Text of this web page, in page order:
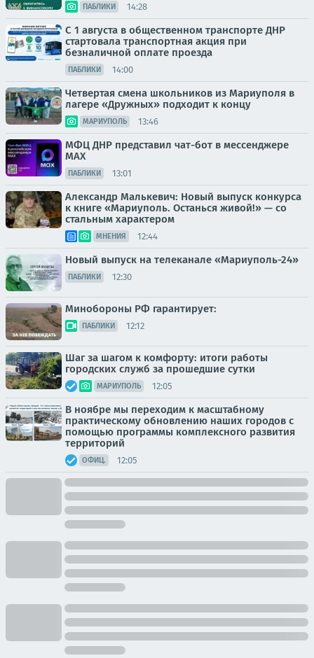
ПАБЛИКИ 14:28
С 1 августа в общественном транспорте ДНР
стартовала транспортная акция при
безналичной оплате проезда
ПАБЛИКИ 14:00
Четвертая смена школьников из Мариуполя в
лагере «Дружных» подходит к концу
МАРИУПОЛЬ 13:46
МФЦ ДНР представил чат-бот в мессенджере
MAX
ПАБЛИКИ 13:01
Александр Малькевич: Новый выпуск конкурса
к книге «Мариуполь. Останься живой!» — со
стальным характером
МНЕНИЯ 12:44
Новый выпуск на телеканале «Мариуполь-24»
ПАБЛИКИ 12:30
Минобороны РФ гарантирует:
ПАБЛИКИ 12:12
Шаг за шагом к комфорту: итоги работы
городских служб за прошедшие сутки
МАРИУПОЛЬ 12:05
В ноябре мы переходим к масштабному
практическому обновлению наших городов с
помощью программы комплексного развития
территорий
ОФИЦ. 12:05